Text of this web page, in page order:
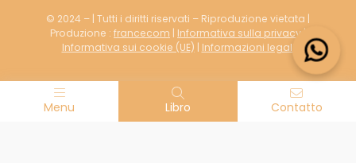
© 2024 – | Tutti i diritti riservati – Riproduzione vietata |
Produzione : francecom | Informativa sulla privacy |
Informativa sui cookie (UE) | Informazioni legali
Menu Libro Contatto